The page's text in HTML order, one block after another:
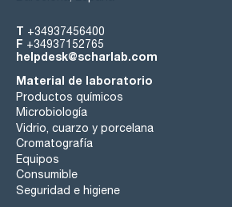
T +34937456400
F +34937152765
helpdesk@scharlab.com
Material de laboratorio
Productos químicos
Microbiología
Vidrio, cuarzo y porcelana
Cromatografía
Equipos
Consumible
Seguridad e higiene